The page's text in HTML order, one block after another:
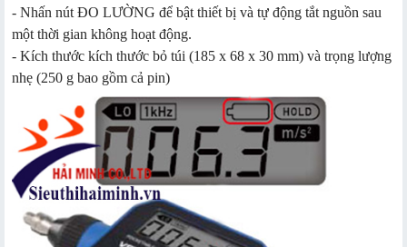
- Nhấn nút ĐO LƯỜNG để bật thiết bị và tự động tắt nguồn sau
một thời gian không hoạt động.
- Kích thước kích thước bỏ túi (185 x 68 x 30 mm) và trọng lượng
nhẹ (250 g bao gồm cả pin)